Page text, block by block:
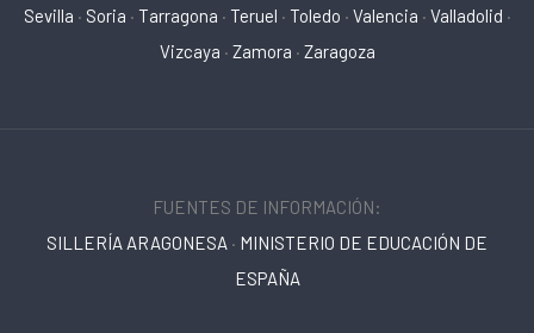
Sevilla · Soria · Tarragona · Teruel · Toledo · Valencia · Valladolid ·
Vizcaya · Zamora · Zaragoza
FUENTES DE INFORMACIÓN:
SILLERÍA ARAGONESA · MINISTERIO DE EDUCACIÓN DE
ESPAÑA